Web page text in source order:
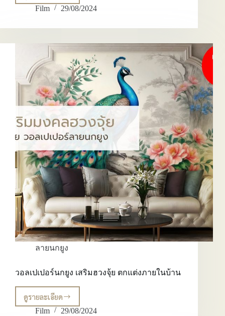
ยูง
บ้าน
ริม
มงคล
ฮ
วง
จุ้ย
สวยๆ
Film 29/08/2024
ลายนกยูง
วอลเปเปอร์นกยูง เสริมฮวงจุ้ย ตกแต่งภายในบ้าน
ดูรายละเอียดวอลเปเปอร์
นก
Film 29/08/2024